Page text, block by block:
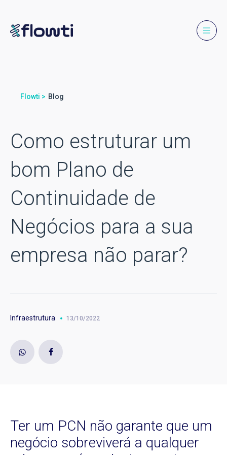
Flowti > Blog
Como estruturar um
bom Plano de
Continuidade de
Negócios para a sua
empresa não parar?
Infraestrutura 13/10/2022
Ter um PCN não garante que um
negócio sobreviverá a qualquer